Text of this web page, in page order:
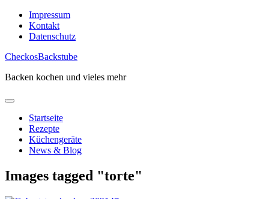
Skip
content
Impressum
Kontakt
Datenschutz
CheckosBackstube
Backen kochen und vieles mehr
Startseite
Rezepte
Küchengeräte
News & Blog
Images tagged "torte"